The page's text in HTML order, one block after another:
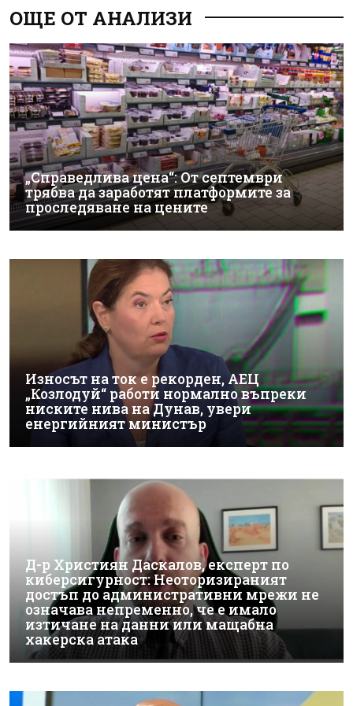
ОЩЕ ОТ АНАЛИЗИ
„Справедлива цена“: От септември
трябва да заработят платформите за
проследяване на цените
Износът на ток е рекорден, АЕЦ
„Козлодуй“ работи нормално въпреки
ниските нива на Дунав, увери
енергийният министър
Д-р Християн Даскалов, експерт по
киберсигурност: Неоторизираният
достъп до административни мрежи не
означава непременно, че е имало
изтичане на данни или мащабна
хакерска атака